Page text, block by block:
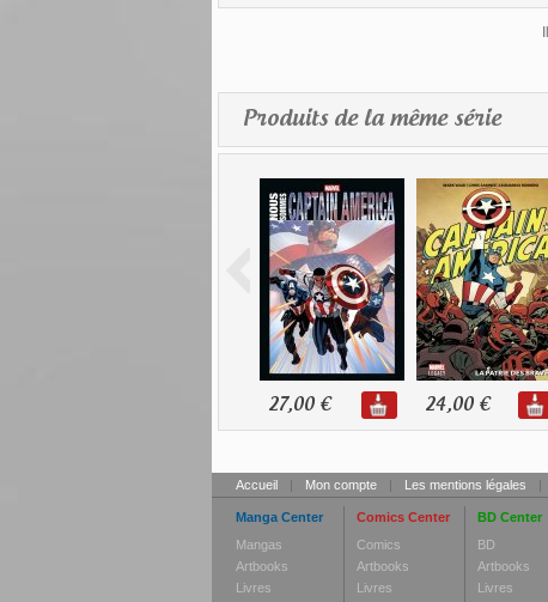
Produits de la même série
27,00 € 24,00 €
Accueil | Mon compte | Les mentions légales |
Manga Center
Mangas
Artbooks
Livres
Comics Center
Comics
Artbooks
Livres
BD Center
BD
Artbooks
Livres